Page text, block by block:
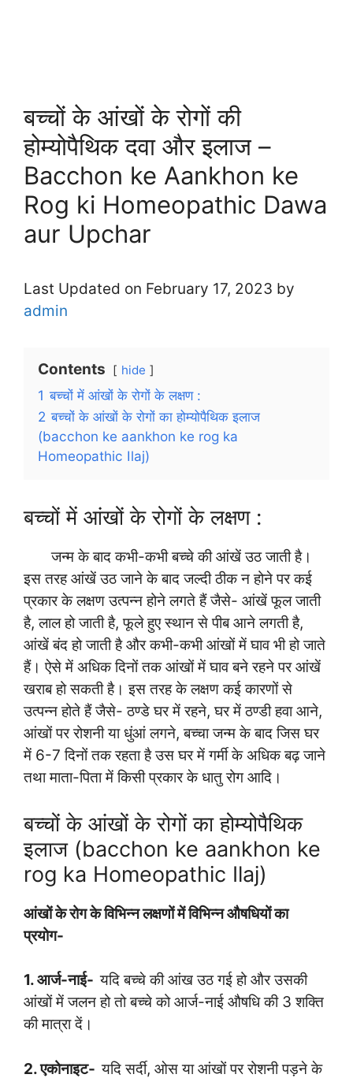
बच्चों के आंखों के रोगों की
होम्योपैथिक दवा और इलाज –
Bacchon ke Aankhon ke
Rog ki Homeopathic Dawa
aur Upchar
Last Updated on February 17, 2023 by
admin
Contents hide
1 बच्चों में आंखों के रोगों के लक्षण :
2 बच्चों के आंखों के रोगों का होम्योपैथिक इलाज
(bacchon ke aankhon ke rog ka
Homeopathic Ilaj)
बच्चों में आंखों के रोगों के लक्षण :
जन्म के बाद कभी-कभी बच्चे की आंखें उठ जाती है।
इस तरह आंखें उठ जाने के बाद जल्दी ठीक न होने पर कई
प्रकार के लक्षण उत्पन्न होने लगते हैं जैसे- आंखें फूल जाती
है, लाल हो जाती है, फूले हुए स्थान से पीब आने लगती है,
आंखें बंद हो जाती है और कभी-कभी आंखों में घाव भी हो जाते
हैं। ऐसे में अधिक दिनों तक आंखों में घाव बने रहने पर आंखें
खराब हो सकती है। इस तरह के लक्षण कई कारणों से
उत्पन्न होते हैं जैसे- ठण्डे घर में रहने, घर में ठण्डी हवा आने,
आंखों पर रोशनी या धुंआं लगने, बच्चा जन्म के बाद जिस घर
में 6-7 दिनों तक रहता है उस घर में गर्मी के अधिक बढ़ जाने
तथा माता-पिता में किसी प्रकार के धातु रोग आदि।
बच्चों के आंखों के रोगों का होम्योपैथिक
इलाज (bacchon ke aankhon ke
rog ka Homeopathic Ilaj)
आंखों के रोग के विभिन्न लक्षणों में विभिन्न औषधियों का
प्रयोग-
1. आर्ज-नाई-यदि बच्चे की आंख उठ गई हो और उसकी
आंखों में जलन हो तो बच्चे को आर्ज-नाई औषधि की 3 शक्ति
की मात्रा दें।
2. एकोनाइट-यदि सर्दी, ओस या आंखों पर रोशनी पड़ने के